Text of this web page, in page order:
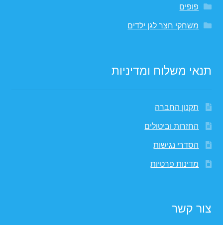
פופים
משחקי חצר לגן ילדים
תנאי משלוח ומדיניות
תקנון החברה
החזרות וביטולים
הסדרי נגישות
מדינות פרטיות
צור קשר